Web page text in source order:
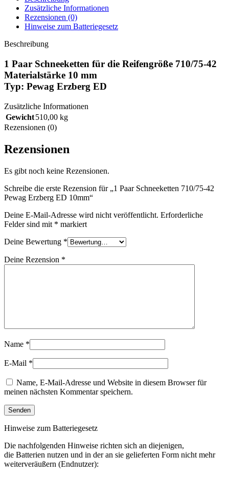
Zusätzliche Informationen
Rezensionen (0)
Hinweise zum Batteriegesetz
Beschreibung
1 Paar Schneeketten für die Reifengröße 710/75-42
Materialstärke 10 mm
Typ: Pewag Erzberg ED
Zusätzliche Informationen
Gewicht510,00 kg
Rezensionen (0)
Rezensionen
Es gibt noch keine Rezensionen.
Schreibe die erste Rezension für „1 Paar Schneeketten 710/75-42
Pewag Erzberg ED 10mm“
Deine E-Mail-Adresse wird nicht veröffentlicht. Erforderliche
Felder sind mit * markiert
Deine Bewertung *
Deine Rezension *
Name *
E-Mail *
Name, E-Mail-Adresse und Website in diesem Browser für
meinen nächsten Kommentar speichern.
Hinweise zum Batteriegesetz
Die nachfolgenden Hinweise richten sich an diejenigen,
die Batterien nutzen und in der an sie gelieferten Form nicht mehr
weiterveräußern (Endnutzer):